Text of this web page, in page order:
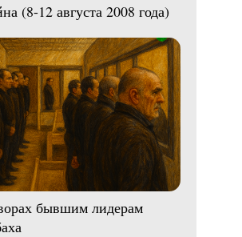
(8-12 августа 2008 года)
бывшим лидерам